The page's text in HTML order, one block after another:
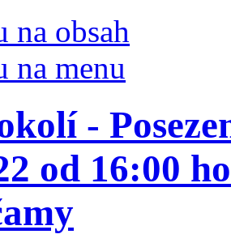
na obsah
na menu
-
od 16:00